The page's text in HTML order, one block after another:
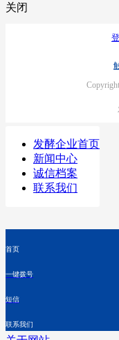
关闭
发酵企业首页
新闻中心
诚信档案
联系我们
首页
一键拨号
短信
联系我们